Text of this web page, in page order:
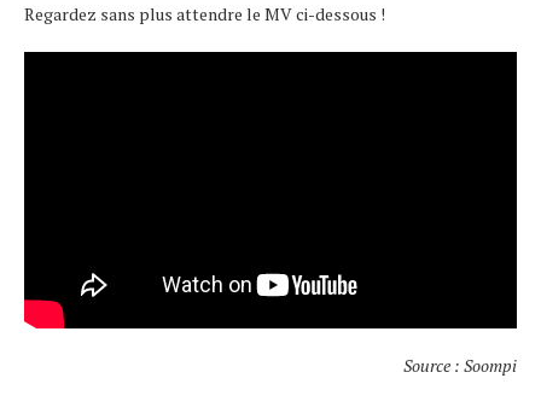
Regardez sans plus attendre le MV ci-dessous !
Source : Soompi